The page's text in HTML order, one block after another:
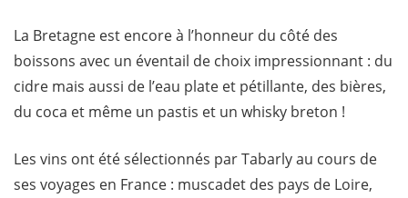
La Bretagne est encore à l’honneur du côté des
boissons avec un éventail de choix impressionnant : du
cidre mais aussi de l’eau plate et pétillante, des bières,
du coca et même un pastis et un whisky breton !
Les vins ont été sélectionnés par Tabarly au cours de
ses voyages en France : muscadet des pays de Loire,